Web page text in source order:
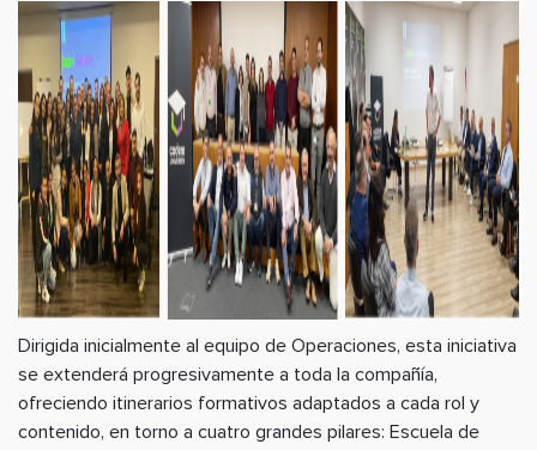
Dirigida inicialmente al equipo de Operaciones, esta iniciativa
se extenderá progresivamente a toda la compañía,
ofreciendo itinerarios formativos adaptados a cada rol y
contenido, en torno a cuatro grandes pilares: Escuela de